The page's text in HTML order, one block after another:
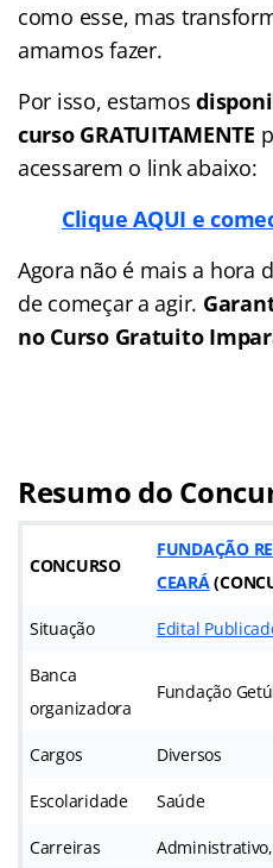
como esse, mas
amamos fazer.
Por isso, estamos
curso GRATUITAMENTE
acessarem o link abaixo:
Clique AQUI e
Agora não é mais a hora
de começar a agir.
no Curso Gratuito
Resumo do
CONCURSO
FUNDAÇÃO
CEARÁ
Situação Edital
Banca
organizadora
Fundação
Cargos Diversos
Escolaridade Saúde
Carreiras